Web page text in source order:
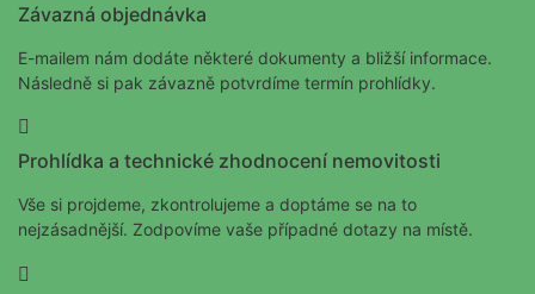
Závazná objednávka
E-mailem nám dodáte některé dokumenty a bližší informace.
Následně si pak závazně potvrdíme termín prohlídky.
Prohlídka a technické zhodnocení nemovitosti
Vše si projdeme, zkontrolujeme a doptáme se na to
nejzásadnější. Zodpovíme vaše případné dotazy na místě.